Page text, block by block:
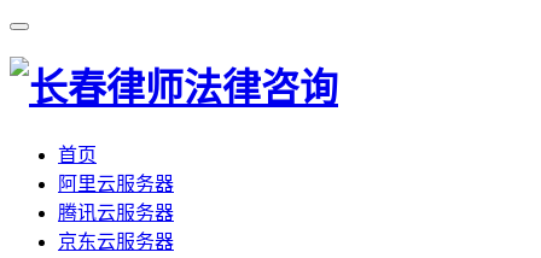
首页
阿里云服务器
腾讯云服务器
京东云服务器